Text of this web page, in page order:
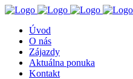
Úvod
O nás
Zájazdy
Aktuálna ponuka
Kontakt